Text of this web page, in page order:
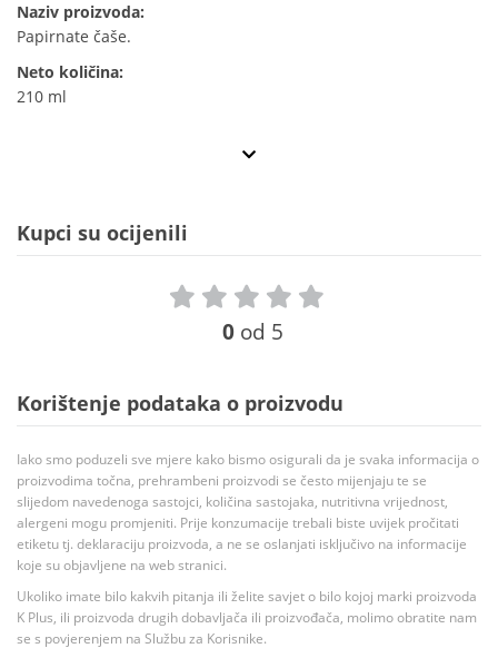
Naziv proizvoda:
Papirnate čaše.
Neto količina:
210 ml
Kupci su ocijenili
0 od 5
Korištenje podataka o proizvodu
Iako smo poduzeli sve mjere kako bismo osigurali da je svaka informacija o
proizvodima točna, prehrambeni proizvodi se često mijenjaju te se
slijedom navedenoga sastojci, količina sastojaka, nutritivna vrijednost,
alergeni mogu promjeniti. Prije konzumacije trebali biste uvijek pročitati
etiketu tj. deklaraciju proizvoda, a ne se oslanjati isključivo na informacije
koje su objavljene na web stranici.
Ukoliko imate bilo kakvih pitanja ili želite savjet o bilo kojoj marki proizvoda
K Plus, ili proizvoda drugih dobavljača ili proizvođača, molimo obratite nam
se s povjerenjem na Službu za Korisnike.